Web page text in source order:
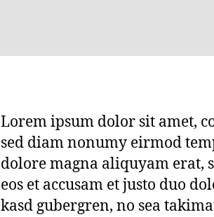
Lorem ipsum dolor sit amet,
sed diam nonumy eirmod
dolore magna aliquyam erat,
eos et accusam et justo duo
kasd gubergren, no sea